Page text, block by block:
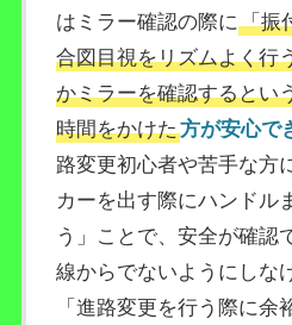
はミラー確認の際に「振
合図目視をリズムよく行
かミラーを確認するとい
時間をかけた方が安心で
路変更初心者や苦手な方
カーを出す際にハンドル
う」ことで、安全が確認
線からでないようにしな
「進路変更を行う際に余